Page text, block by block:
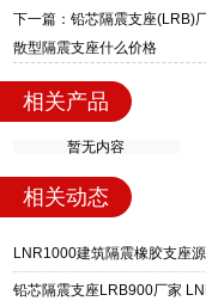
下一篇：铅芯隔震支座(LRB)
散型隔震支座什么价格
相关产品
暂无内容
相关动态